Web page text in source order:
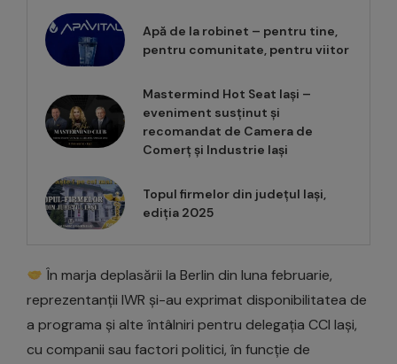
Apă de la robinet – pentru tine,
pentru comunitate, pentru viitor
Mastermind Hot Seat Iași –
eveniment susținut și
recomandat de Camera de
Comerț și Industrie Iași
Topul firmelor din județul Iași,
ediția 2025
În marja deplasării la Berlin din luna februarie,
reprezentanții IWR și-au exprimat disponibilitatea de
a programa și alte întâlniri pentru delegația CCI Iași,
cu companii sau factori politici, în funcție de